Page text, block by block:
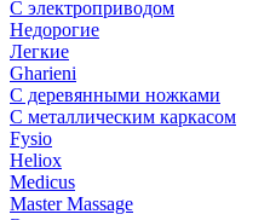
С электроприводом
Недорогие
Легкие
Gharieni
С деревянными ножками
С металлическим каркасом
Fysio
Heliox
Medicus
Master Massage